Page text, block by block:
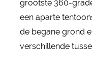
grootste 360-
een aparte
de begane grond
verschillende